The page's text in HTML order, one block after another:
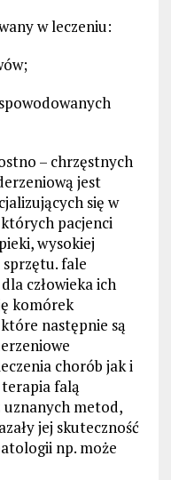
w leczeniu:
– chrzęstnych
jest
się w
pacjenci
wysokiej
sprzętu. fale
człowieka ich
komórek
następnie są
chorób jak i
falą
uznanych metod,
jej skuteczność
np. może